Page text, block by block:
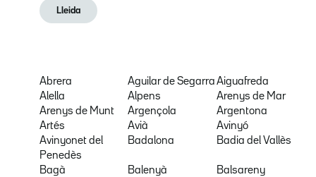
Lleida
Abrera Aguilar de Segarra Aiguafreda
Alella
Alpens
Arenys de Mar
Arenys de Munt
Argençola
Argentona
Artés
Avià
Avinyó
Avinyonet del
Penedès
Badalona Badia del Vallès
Bagà Balenyà
Balsareny